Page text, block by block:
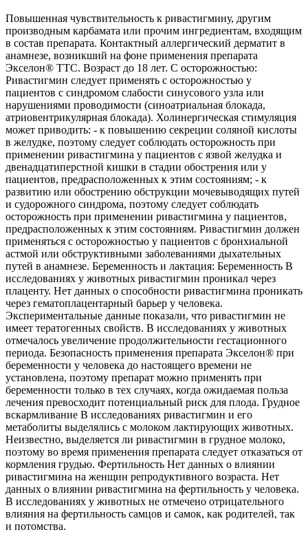
Повышенная чувствительность к ривастигмину, другим
производным карбамата или прочим ингредиентам, входящим
в состав препарата. Контактный аллергический дерматит в
анамнезе, возникший на фоне применения препарата
Экселон® ТТС. Возраст до 18 лет. С осторожностью:
Ривастигмин следует применять с осторожностью у
пациентов с синдромом слабости синусового узла или
нарушениями проводимости (синоатриальная блокада,
атриовентрикулярная блокада). Холинергическая стимуляция
может приводить: - к повышению секреции соляной кислоты
в желудке, поэтому следует соблюдать осторожность при
применении ривастигмина у пациентов с язвой желудка и
двенадцатиперстной кишки в стадии обострения или у
пациентов, предрасположенных к этим состояниям; - к
развитию или обострению обструкции мочевыводящих путей
и судорожного синдрома, поэтому следует соблюдать
осторожность при применении ривастигмина у пациентов,
предрасположенных к этим состояниям. Ривастигмин должен
применяться с осторожностью у пациентов с бронхиальной
астмой или обструктивными заболеваниями дыхательных
путей в анамнезе. Беременность и лактация: Беременность В
исследованиях у животных ривастигмин проникал через
плаценту. Нет данных о способности ривастигмина проникать
через гематоплацентарный барьер у человека.
Экспериментальные данные показали, что ривастигмин не
имеет тератогенных свойств. В исследованиях у животных
отмечалось увеличение продолжительности гестационного
периода. Безопасность применения препарата Экселон® при
беременности у человека до настоящего времени не
установлена, поэтому препарат можно применять при
беременности только в тех случаях, когда ожидаемая польза
лечения превосходит потенциальный риск для плода. Грудное
вскармливание В исследованиях ривастигмин и его
метаболиты выделялись с молоком лактирующих животных.
Неизвестно, выделяется ли ривастигмин в грудное молоко,
поэтому во время применения препарата следует отказаться от
кормления грудью. Фертильность Нет данных о влиянии
ривастигмина на женщин репродуктивного возраста. Нет
данных о влиянии ривастигмина на фертильность у человека.
В исследованиях у животных не отмечено отрицательного
влияния на фертильность самцов и самок, как родителей, так
и потомства.